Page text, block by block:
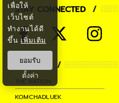
STAY CONNECTED
PARTNER
THE NATION
KOMCHADLUEK
เพื่อให้
เว็บไซต์
ทำงานได้ดี
ขึ้น เพิ่มเติม
ยอมรับ
ตั้งค่า